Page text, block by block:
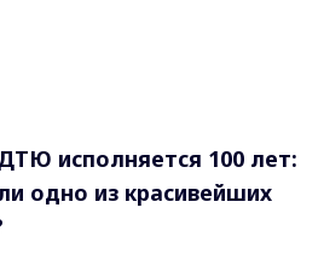
исполняется 100 лет:
одно из красивейших